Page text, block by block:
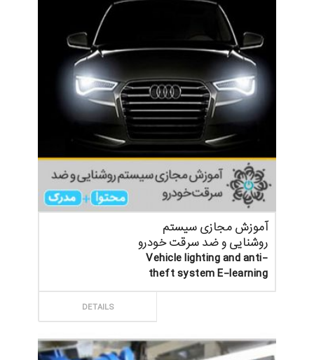
آموزش مجازی سیستم
روشنایی و ضد سرقت خودرو
Vehicle lighting and anti-
theft system E-learning
DETAILS